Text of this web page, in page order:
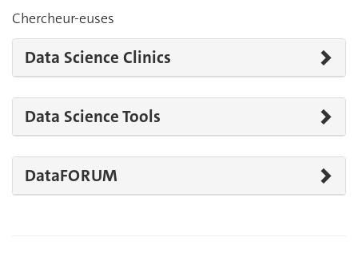
Chercheur-euses
Data Science Clinics
Data Science Tools
DataFORUM